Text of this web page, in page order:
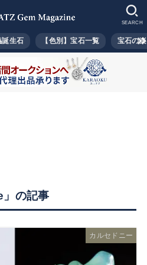
誕生石 【色別】宝石一覧 宝石の
SEARCH
」の記事
カルセドニー